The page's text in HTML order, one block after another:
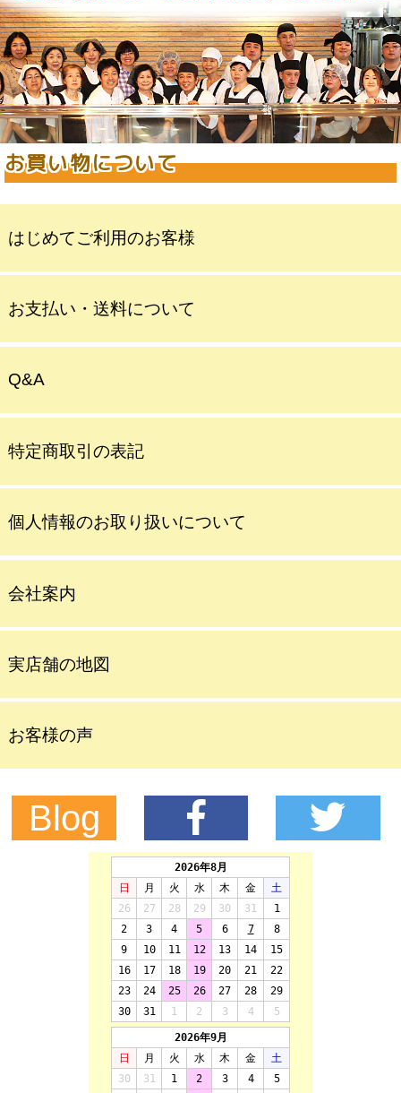
お買い物について
はじめてご利用のお客様
お支払い・送料について
Q&A
特定商取引の表記
個人情報のお取り扱いについて
会社案内
実店舗の地図
お客様の声
Blog